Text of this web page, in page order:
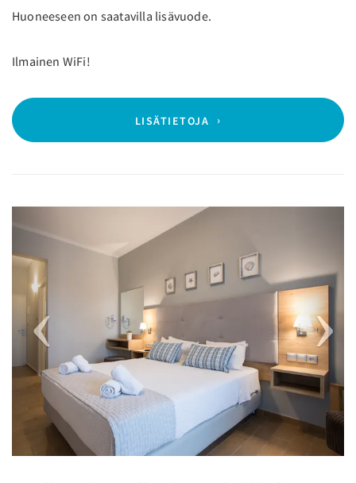
Huoneeseen on saatavilla lisävuode.
Ilmainen WiFi!
LISÄTIETOJA